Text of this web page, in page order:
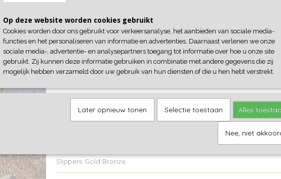
Slipper Gold Bronze
€ 19,95 (inclusief btw 21%)
Maat Aantal
IN WINKELWAGEN
Slippers Gold Bronze
Op deze website worden cookies gebruikt
Cookies worden door ons gebruikt voor verkeersanalyse, het aanbieden van sociale media-
functies en het personaliseren van informatie en advertenties. Daarnaast verlenen we onze
sociale media-, advertentie- en analysepartners toegang tot informatie over hoe u onze site
gebruikt. Zij kunnen deze informatie gebruiken in combinatie met andere gegevens die zij
mogelijk hebben verzameld door uw gebruik van hun diensten of die u hen hebt verstrekt.
Later opnieuw tonen Selectie toestaan Alles
Nee, niet